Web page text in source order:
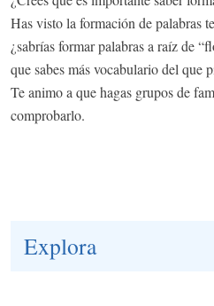
Has visto la formación de palabras
¿sabrías formar palabras a raíz de
que sabes más vocabulario del que
Te animo a que hagas grupos de
comprobarlo.
Explora